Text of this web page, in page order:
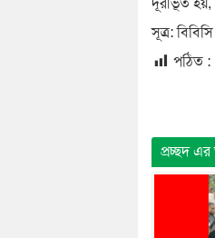
সূত্র: বিবিসি
পঠিত :
প্রচ্ছদ